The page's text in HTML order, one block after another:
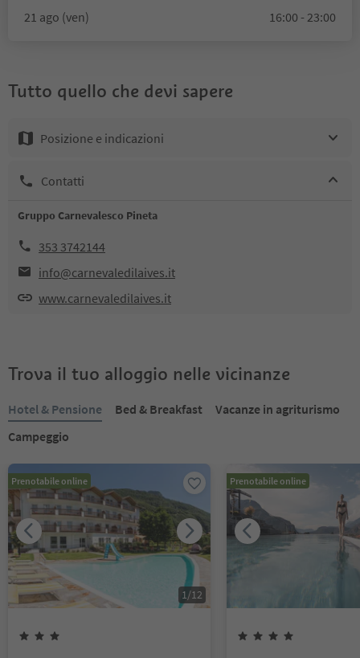
21 ago (ven) 16:00 - 23:00
Tutto quello che devi sapere
Posizione e indicazioni
Contatti
Gruppo Carnevalesco Pineta
353 3742144
info@carnevaledilaives.it
www.carnevaledilaives.it
Trova il tuo alloggio nelle vicinanze
Hotel & Pensione Bed & Breakfast
Vacanze in agriturismo
Campeggio
Prenotabile online
1/12
Prenotabile online